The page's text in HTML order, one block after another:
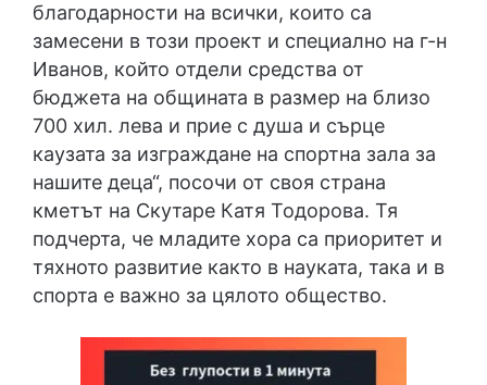
благодарности на всички, които са
замесени в този проект и специално на г-н
Иванов, който отдели средства от
бюджета на общината в размер на близо
700 хил. лева и прие с душа и сърце
каузата за изграждане на спортна зала за
нашите деца“, посочи от своя страна
кметът на Скутаре Катя Тодорова. Тя
подчерта, че младите хора са приоритет и
тяхното развитие както в науката, така и в
спорта е важно за цялото общество.